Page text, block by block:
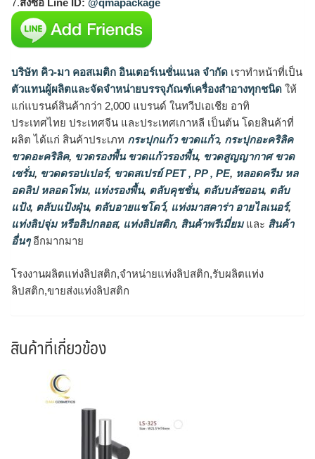
บริษัท คิว-มา คอสเมติก อินเตอร์เนชั่นแนล จำกัด เราทำหน้าที่เป็น
ตัวแทนผู้ผลิตและจัดจำหน่ายบรรจุภัณฑ์เครื่องสำอางทุกชนิด ให้
แก่แบรนด์สินค้ากว่า 2,000 แบรนด์ ในทวีปเอเชีย อาทิ
ประเทศไทย ประเทศจีน และประเทศเกาหลี เป็นต้น โดยสินค้าที่
ผลิต ได้แก่ สินค้าประเภท กระปุกแก้ว ขวดแก้ว, กระปุกอะคริลิค
ขวดอะคริลิค, ขวดรองพื้น ขวดแก้วรองพื้น, ขวดสูญญากาศ ขวด
เซรั่ม, ขวดดรอปเปอร์, ขวดสเปรย์ PET , PP , PE, หลอดครีม หล
อดลิป หลอดโฟม, แท่งรองพื้น, ตลับคุชชั่น, ตลับบลัชออน, ตลับ
แป้ง, ตลับแป้งฝุ่น, ตลับอายแชโดว์, แท่งมาสคาร่า อายไลเนอร์,
แท่งลิปจุ่ม หรือลิปกลอส, แท่งลิปสติก, สินค้าพรีเมี่ยมและ สินค้า
อื่นๆอีกมากมาย
โรงงานผลิตแท่งลิปสติก,จำหน่ายแท่งลิปสติก,รับผลิตแท่ง
ลิปสติก,ขายส่งแท่งลิปสติก
สินค้าที่เกี่ยวข้อง